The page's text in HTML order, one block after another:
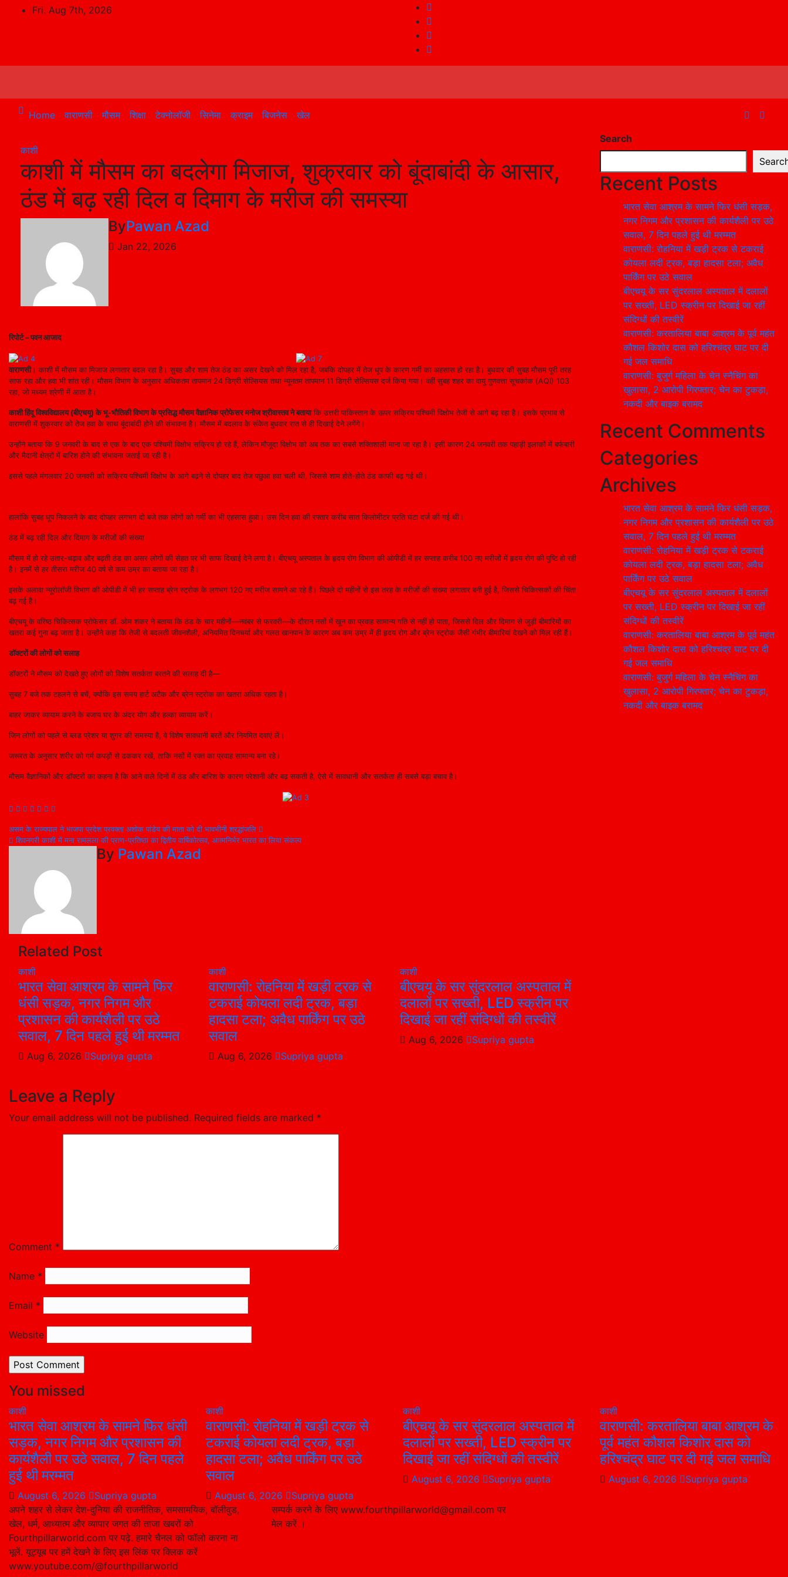
Fri. Aug 7th, 2026
Home वाराणसी मौसम शिक्षा टेक्नोलॉजी सिनेमा क्राइम बिजनेस खेल
काशी
काशी में मौसम का बदलेगा मिजाज, शुक्रवार को बूंदाबांदी के आसार,
ठंड में बढ़ रही दिल व दिमाग के मरीज की समस्या
ByPawan Azad
Jan 22, 2026
रिपोर्ट – पवन आजाद
वाराणसी। काशी में मौसम का मिजाज लगातार बदल रहा है। सुबह और शाम तेज ठंड का असर देखने को मिल रहा है, जबकि दोपहर में तेज धूप के कारण गर्मी का अहसास हो रहा है। बुधवार की सुबह मौसम पूरी तरह
साफ रहा और हवा भी शांत रही। मौसम विभाग के अनुसार अधिकतम तापमान 24 डिग्री सेल्सियस तथा न्यूनतम तापमान 11 डिग्री सेल्सियस दर्ज किया गया। वहीं सुबह शहर का वायु गुणवत्ता सूचकांक (AQI) 103
रहा, जो मध्यम श्रेणी में आता है।
काशी हिंदू विश्वविद्यालय (बीएचयू) के भू-भौतिकी विभाग के प्रसिद्ध मौसम वैज्ञानिक प्रोफेसर मनोज श्रीवास्तव ने बतायाकि उत्तरी पाकिस्तान के ऊपर सक्रिय पश्चिमी विक्षोभ तेजी से आगे बढ़ रहा है। इसके प्रभाव से
वाराणसी में शुक्रवार को तेज हवा के साथ बूंदाबांदी होने की संभावना है। मौसम में बदलाव के संकेत बुधवार रात से ही दिखाई देने लगेंगे।
उन्होंने बताया कि 9 जनवरी के बाद से एक के बाद एक पश्चिमी विक्षोभ सक्रिय हो रहे हैं, लेकिन मौजूदा विक्षोभ को अब तक का सबसे शक्तिशाली माना जा रहा है। इसी कारण 24 जनवरी तक पहाड़ी इलाकों में बर्फबारी
और मैदानी क्षेत्रों में बारिश होने की संभावना जताई जा रही है।
इससे पहले मंगलवार 20 जनवरी को सक्रिय पश्चिमी विक्षोभ के आगे बढ़ने से दोपहर बाद तेज पछुआ हवा चली थी, जिससे शाम होते-होते ठंड काफी बढ़ गई थी।
हालांकि सुबह धूप निकलने के बाद दोपहर लगभग दो बजे तक लोगों को गर्मी का भी एहसास हुआ। उस दिन हवा की रफ्तार करीब सात किलोमीटर प्रति घंटा दर्ज की गई थी।
ठंड में बढ़ रही दिल और दिमाग के मरीजों की संख्या
मौसम में हो रहे उतार-चढ़ाव और बढ़ती ठंड का असर लोगों की सेहत पर भी साफ दिखाई देने लगा है। बीएचयू अस्पताल के हृदय रोग विभाग की ओपीडी में हर सप्ताह करीब 100 नए मरीजों में हृदय रोग की पुष्टि हो रही
है। इनमें से हर तीसरा मरीज 40 वर्ष से कम उम्र का बताया जा रहा है।
इसके अलावा न्यूरोलॉजी विभाग की ओपीडी में भी हर सप्ताह ब्रेन स्ट्रोक के लगभग 120 नए मरीज सामने आ रहे हैं। पिछले दो महीनों से इस तरह के मरीजों की संख्या लगातार बनी हुई है, जिससे चिकित्सकों की चिंता
बढ़ गई है।
बीएचयू के वरिष्ठ चिकित्सक प्रोफेसर डॉ. ओम शंकर ने बताया कि ठंड के चार महीनों—नवंबर से फरवरी—के दौरान नसों में खून का प्रवाह सामान्य गति से नहीं हो पाता, जिससे दिल और दिमाग से जुड़ी बीमारियों का
खतरा कई गुना बढ़ जाता है। उन्होंने कहा कि तेजी से बदलती जीवनशैली, अनियमित दिनचर्या और गलत खानपान के कारण अब कम उम्र में ही हृदय रोग और ब्रेन स्ट्रोक जैसी गंभीर बीमारियां देखने को मिल रही हैं।
डॉक्टरों की लोगों को सलाह
डॉक्टरों ने मौसम को देखते हुए लोगों को विशेष सतर्कता बरतने की सलाह दी है—
सुबह 7 बजे तक टहलने से बचें, क्योंकि इस समय हार्ट अटैक और ब्रेन स्ट्रोक का खतरा अधिक रहता है।
बाहर जाकर व्यायाम करने के बजाय घर के अंदर योग और हल्का व्यायाम करें।
जिन लोगों को पहले से ब्लड प्रेशर या शुगर की समस्या है, वे विशेष सावधानी बरतें और नियमित दवाएं लें।
जरूरत के अनुसार शरीर को गर्म कपड़ों से ढककर रखें, ताकि नसों में रक्त का प्रवाह सामान्य बना रहे।
मौसम वैज्ञानिकों और डॉक्टरों का कहना है कि आने वाले दिनों में ठंड और बारिश के कारण परेशानी और बढ़ सकती है, ऐसे में सावधानी और सतर्कता ही सबसे बड़ा बचाव है।
Post
navigation
असम के राज्यपाल ने भाजपा प्रदेश प्रवक्ता अशोक पांडेय की माता को दी भावभीनी श्रद्धांजलि
शिवनगरी काशी में मना रामलला की प्राण-प्रतिष्ठा का द्वितीय वार्षिकोत्सव, आत्मनिर्भर भारत का लिया संकल्प
By Pawan Azad
Related Post
काशी
भारत सेवा आश्रम के सामने फिर
धंसी सड़क, नगर निगम और
प्रशासन की कार्यशैली पर उठे
सवाल, 7 दिन पहले हुई थी मरम्मत
Aug 6, 2026 Supriya gupta
काशी
वाराणसी: रोहनिया में खड़ी ट्रक से
टकराई कोयला लदी ट्रक, बड़ा
हादसा टला; अवैध पार्किंग पर उठे
सवाल
Aug 6, 2026 Supriya gupta
काशी
बीएचयू के सर सुंदरलाल अस्पताल में
दलालों पर सख्ती, LED स्क्रीन पर
दिखाई जा रहीं संदिग्धों की तस्वीरें
Aug 6, 2026 Supriya gupta
Leave a Reply
Your email address will not be published. Required fields are marked *
Comment *
Name *
Email *
Website
Search
Recent Posts
भारत सेवा आश्रम के सामने फिर धंसी सड़क,
नगर निगम और प्रशासन की कार्यशैली पर उठे
सवाल, 7 दिन पहले हुई थी मरम्मत
वाराणसी: रोहनिया में खड़ी ट्रक से टकराई
कोयला लदी ट्रक, बड़ा हादसा टला; अवैध
पार्किंग पर उठे सवाल
बीएचयू के सर सुंदरलाल अस्पताल में दलालों
पर सख्ती, LED स्क्रीन पर दिखाई जा रहीं
संदिग्धों की तस्वीरें
वाराणसी: करतालिया बाबा आश्रम के पूर्व महंत
कौशल किशोर दास को हरिश्चंद्र घाट पर दी
गई जल समाधि
वाराणसी: बुजुर्ग महिला के चेन स्नैचिंग का
खुलासा, 2 आरोपी गिरफ्तार; चेन का टुकड़ा,
नकदी और बाइक बरामद
Recent Comments
Categories
Archives
भारत सेवा आश्रम के सामने फिर धंसी सड़क,
नगर निगम और प्रशासन की कार्यशैली पर उठे
सवाल, 7 दिन पहले हुई थी मरम्मत
वाराणसी: रोहनिया में खड़ी ट्रक से टकराई
कोयला लदी ट्रक, बड़ा हादसा टला; अवैध
पार्किंग पर उठे सवाल
बीएचयू के सर सुंदरलाल अस्पताल में दलालों
पर सख्ती, LED स्क्रीन पर दिखाई जा रहीं
संदिग्धों की तस्वीरें
वाराणसी: करतालिया बाबा आश्रम के पूर्व महंत
कौशल किशोर दास को हरिश्चंद्र घाट पर दी
गई जल समाधि
वाराणसी: बुजुर्ग महिला के चेन स्नैचिंग का
खुलासा, 2 आरोपी गिरफ्तार; चेन का टुकड़ा,
नकदी और बाइक बरामद
You missed
काशी
भारत सेवा आश्रम के सामने फिर धंसी
सड़क, नगर निगम और प्रशासन की
कार्यशैली पर उठे सवाल, 7 दिन पहले
हुई थी मरम्मत
August 6, 2026 Supriya gupta
काशी
वाराणसी: रोहनिया में खड़ी ट्रक से
टकराई कोयला लदी ट्रक, बड़ा
हादसा टला; अवैध पार्किंग पर उठे
सवाल
August 6, 2026 Supriya gupta
काशी
बीएचयू के सर सुंदरलाल अस्पताल में
दलालों पर सख्ती, LED स्क्रीन पर
दिखाई जा रहीं संदिग्धों की तस्वीरें
August 6, 2026 Supriya gupta
काशी
वाराणसी: करतालिया बाबा आश्रम के
पूर्व महंत कौशल किशोर दास को
हरिश्चंद्र घाट पर दी गई जल समाधि
August 6, 2026 Supriya gupta
अपने शहर से लेकर देश-दुनिया की राजनीतिक, समसामयिक, बॉलीवुड,
खेल, धर्म, आध्यात्म और व्यापार जगत की ताजा खबरों को
Fourthpillarworld.com पर पढ़े. हमारे चैनल को फॉलो करना ना
भूलें. यूट्यूब पर हमें देखने के लिए इस लिंक पर क्लिक करें
www.youtube.com/@fourthpillarworld
सम्पर्क करने के लिए www.fourthpillarworld@gmail.com पर
मेल करें ।